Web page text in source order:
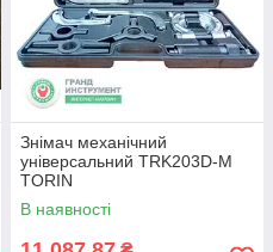
Знімач механічний
універсальний TRK203D-M
TORIN
В наявності